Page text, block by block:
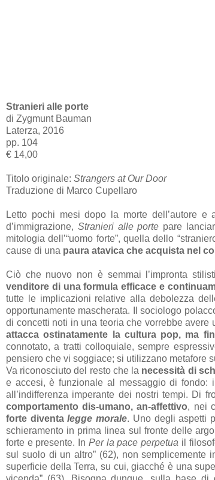
Stranieri alle porte
di Zygmunt Bauman
Laterza, 2016
pp. 104
€ 14,00
Titolo originale: Strangers at Our Door
Traduzione di Marco Cupellaro
Letto pochi mesi dopo la morte dell’autore
d’immigrazione, Stranieri alle porte pare
mitologia dell’“uomo forte”, quella dello
cause di una paura atavica che acquista nel
Ciò che nuovo non è semmai l’impronta
venditore di una formula efficace e
tutte le implicazioni relative alla debolezza
opportunamente mascherata. Il sociologo
di concetti noti in una teoria che vorrebbe
attacca ostinatamente la cultura pop, ma
connotato, a tratti colloquiale, sempre
pensiero che vi soggiace; si utilizzano metafore
Va riconosciuto del resto che la necessità di
e accesi, è funzionale al messaggio di fondo:
all’indifferenza imperante dei nostri tempi. Di
comportamento dis-umano, an-affettivo, nei
forte diventalegge morale. Uno degli aspetti
schieramento in prima linea sul fronte delle
forte e presente. In Per la pace perpetua il
sul suolo di un altro” (62), non semplicemente
superficie della Terra, su cui, giacché è una